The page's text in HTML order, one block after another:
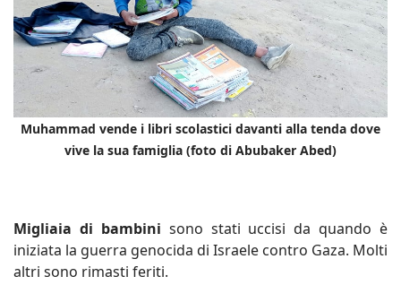
Muhammad vende i libri scolastici davanti alla tenda dove
vive la sua famiglia (foto di Abubaker Abed)
Migliaia di bambini sono stati uccisi da quando è
iniziata la guerra genocida di Israele contro Gaza. Molti
altri sono rimasti feriti.